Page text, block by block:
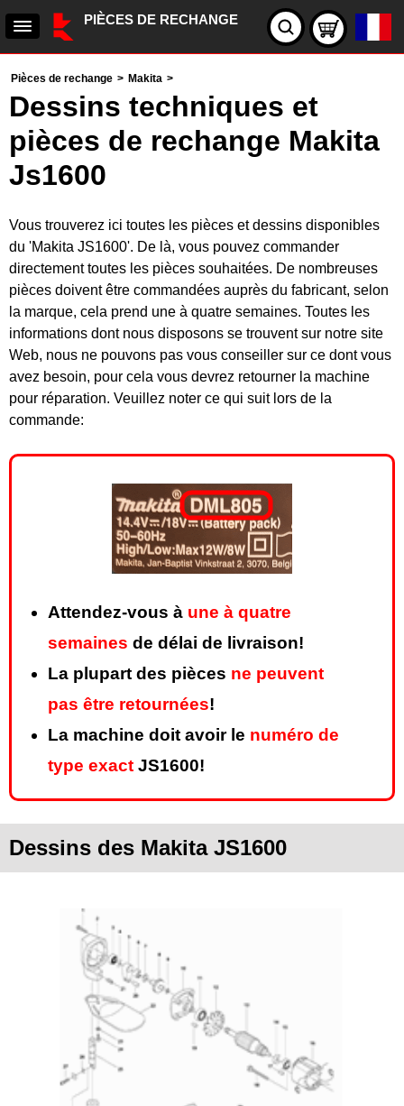
PIÈCES DE RECHANGE
Pièces de rechange > Makita >
Dessins techniques et
pièces de rechange Makita
Js1600
Vous trouverez ici toutes les pièces et dessins disponibles
du 'Makita JS1600'. De là, vous pouvez commander
directement toutes les pièces souhaitées. De nombreuses
pièces doivent être commandées auprès du fabricant, selon
la marque, cela prend une à quatre semaines. Toutes les
informations dont nous disposons se trouvent sur notre site
Web, nous ne pouvons pas vous conseiller sur ce dont vous
avez besoin, pour cela vous devrez retourner la machine
pour réparation. Veuillez noter ce qui suit lors de la
commande:
Attendez-vous à une à quatre
semaines de délai de livraison!
La plupart des pièces ne peuvent
pas être retournées!
La machine doit avoir le numéro de
type exact JS1600!
Dessins des Makita JS1600